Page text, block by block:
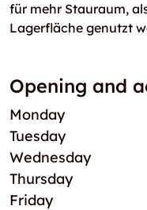
für mehr Stauraum,
Lagerfläche genutzt
Opening and
Monday
Tuesday
Wednesday
Thursday
Friday